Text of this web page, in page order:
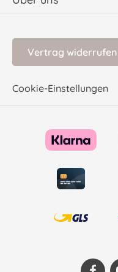
Vertrag widerrufen
Cookie-Einstellungen